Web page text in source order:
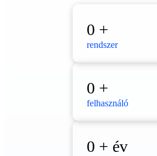
0 +
rendszer
0 +
felhasználó
0 + év